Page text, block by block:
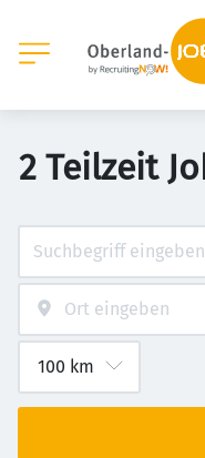
2 Teilzeit